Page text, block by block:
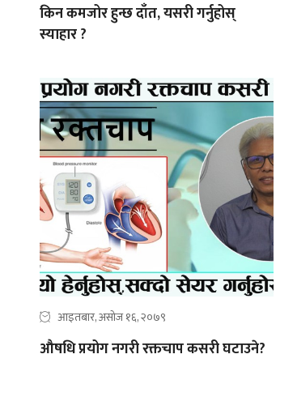
किन कमजोर हुन्छ दाँत, यसरी गर्नुहोस्
स्याहार ?
आइतबार, असोज १६, २०७९
औषधि प्रयोग नगरी रक्तचाप कसरी घटाउने?